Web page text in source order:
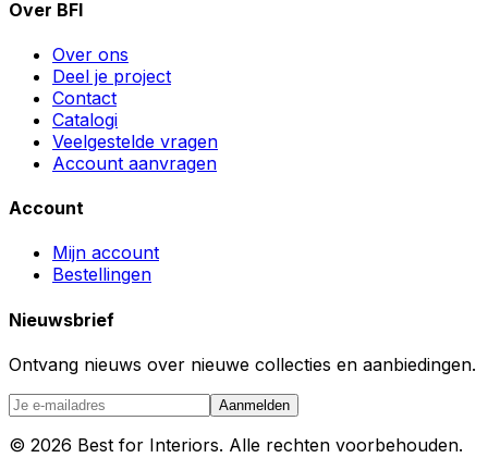
Over BFI
Over ons
Deel je project
Contact
Catalogi
Veelgestelde vragen
Account aanvragen
Account
Mijn account
Bestellingen
Nieuwsbrief
Ontvang nieuws over nieuwe collecties en aanbiedingen.
Aanmelden
© 2026 Best for Interiors. Alle rechten voorbehouden.